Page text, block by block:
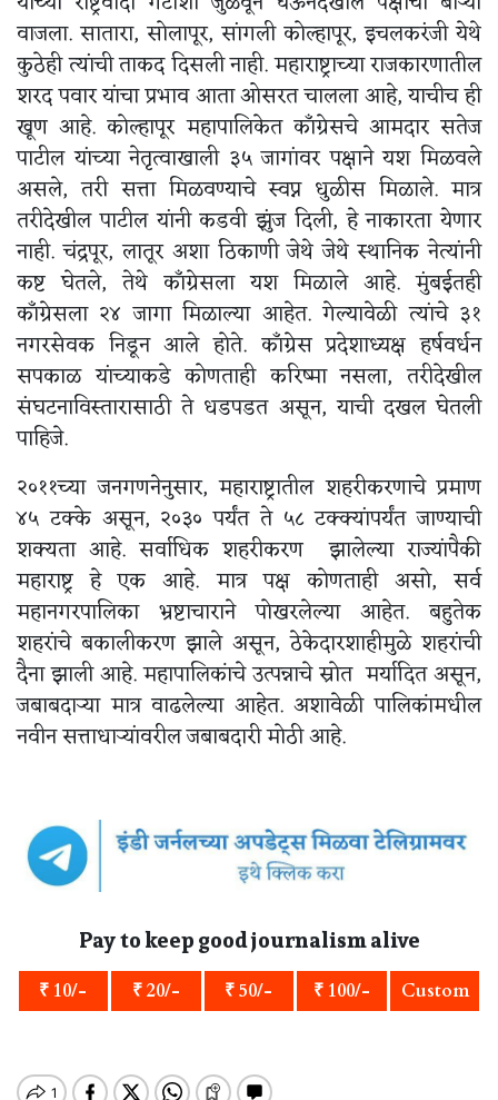
वाजला. सातारा, सोलापूर, सांगली कोल्हापूर, इचलकरंजी येथे
कुठेही त्यांची ताकद दिसली नाही. महाराष्ट्राच्या राजकारणातील
शरद पवार यांचा प्रभाव आता ओसरत चालला आहे, याचीच ही
खूण आहे. कोल्हापूर महापालिकेत काँग्रेसचे आमदार सतेज
पाटील यांच्या नेतृत्वाखाली ३५ जागांवर पक्षाने यश मिळवले
असले, तरी सत्ता मिळवण्याचे स्वप्न धुळीस मिळाले. मात्र
तरीदेखील पाटील यांनी कडवी झुंज दिली, हे नाकारता येणार
नाही. चंद्रपूर, लातूर अशा ठिकाणी जेथे जेथे स्थानिक नेत्यांनी
कष्ट घेतले, तेथे काँग्रेसला यश मिळाले आहे. मुंबईतही
काँग्रेसला २४ जागा मिळाल्या आहेत. गेल्यावेळी त्यांचे ३१
नगरसेवक निडून आले होते. काँग्रेस प्रदेशाध्यक्ष हर्षवर्धन
सपकाळ यांच्याकडे कोणताही करिष्मा नसला, तरीदेखील
संघटनाविस्तारासाठी ते धडपडत असून, याची दखल घेतली
पाहिजे.
२०११च्या जनगणनेनुसार, महाराष्ट्रातील शहरीकरणाचे प्रमाण
४५ टक्के असून, २०३० पर्यंत ते ५८ टक्क्यांपर्यंत जाण्याची
शक्यता आहे. सर्वाधिक शहरीकरण झालेल्या राज्यांपैकी
महाराष्ट्र हे एक आहे. मात्र पक्ष कोणताही असो, सर्व
महानगरपालिका भ्रष्टाचाराने पोखरलेल्या आहेत. बहुतेक
शहरांचे बकालीकरण झाले असून, ठेकेदारशाहीमुळे शहरांची
दैना झाली आहे. महापालिकांचे उत्पन्नाचे स्रोत मर्यादित असून,
जबाबदाऱ्या मात्र वाढलेल्या आहेत. अशावेळी पालिकांमधील
नवीन सत्ताधाऱ्यांवरील जबाबदारी मोठी आहे.
Pay to keep good journalism alive
₹ 10/- ₹ 20/- ₹ 50/- ₹ 100/- Custom